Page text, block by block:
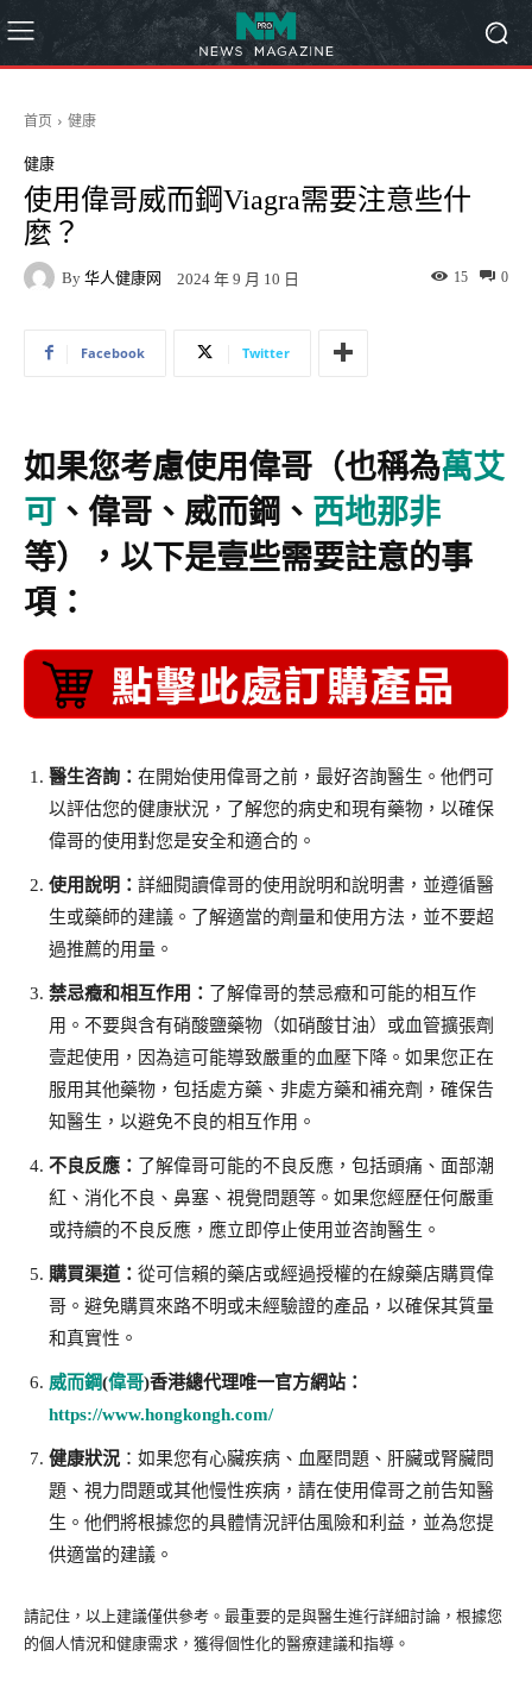
首页 健康
健康
使用偉哥威而鋼Viagra需要注意些什
麼？
By 华人健康网 2024 年 9 月 10 日 0
15
Facebook Twitter
如果您考慮使用偉哥（也稱為萬艾
可 、偉哥、威而鋼、 西地那非
等），以下是壹些需要註意的事
項：
醫生咨詢： 在開始使用偉哥之前，最好咨詢醫生。他們可
以評估您的健康狀況，了解您的病史和現有藥物，以確保
偉哥的使用對您是安全和適合的。
使用說明： 詳細閱讀偉哥的使用說明和說明書，並遵循醫
生或藥師的建議。了解適當的劑量和使用方法，並不要超
過推薦的用量。
禁忌癥和相互作用： 了解偉哥的禁忌癥和可能的相互作
用。不要與含有硝酸鹽藥物（如硝酸甘油）或血管擴張劑
壹起使用，因為這可能導致嚴重的血壓下降。如果您正在
服用其他藥物，包括處方藥、非處方藥和補充劑，確保告
知醫生，以避免不良的相互作用。
不良反應： 了解偉哥可能的不良反應，包括頭痛、面部潮
紅、消化不良、鼻塞、視覺問題等。如果您經歷任何嚴重
或持續的不良反應，應立即停止使用並咨詢醫生。
購買渠道： 從可信賴的藥店或經過授權的在線藥店購買偉
哥。避免購買來路不明或未經驗證的產品，以確保其質量
和真實性。
威而鋼(偉哥)香港總代理唯一官方網站：
https://www.hongkongh.com/
健康狀況 ：如果您有心臟疾病、血壓問題、肝臟或腎臟問
題、視力問題或其他慢性疾病，請在使用偉哥之前告知醫
生。他們將根據您的具體情況評估風險和利益，並為您提
供適當的建議。
請記住，以上建議僅供參考。最重要的是與醫生進行詳細討論，根據您
的個人情況和健康需求，獲得個性化的醫療建議和指導。